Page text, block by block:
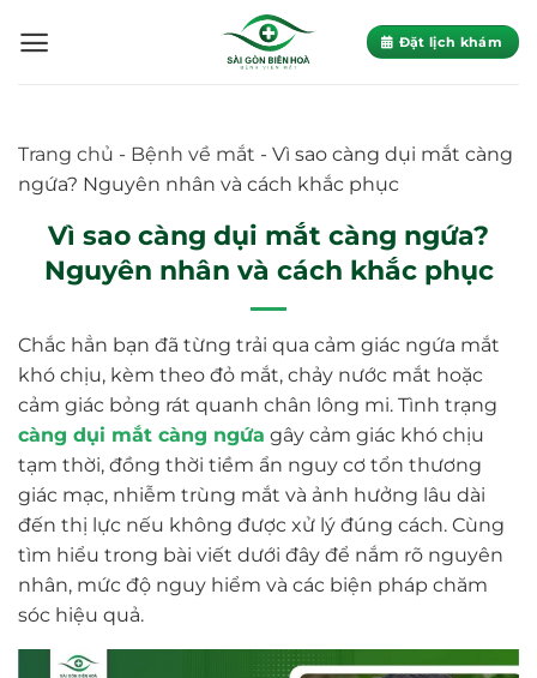
Đặt lịch khám
Trang chủ - Bệnh về mắt - Vì sao càng dụi mắt càng
ngứa? Nguyên nhân và cách khắc phục
Vì sao càng dụi mắt càng ngứa?
Nguyên nhân và cách khắc phục
Chắc hẳn bạn đã từng trải qua cảm giác ngứa mắt
khó chịu, kèm theo đỏ mắt, chảy nước mắt hoặc
cảm giác bỏng rát quanh chân lông mi. Tình trạng
càng dụi mắt càng ngứa gây cảm giác khó chịu
tạm thời, đồng thời tiềm ẩn nguy cơ tổn thương
giác mạc, nhiễm trùng mắt và ảnh hưởng lâu dài
đến thị lực nếu không được xử lý đúng cách. Cùng
tìm hiểu trong bài viết dưới đây để nắm rõ nguyên
nhân, mức độ nguy hiểm và các biện pháp chăm
sóc hiệu quả.